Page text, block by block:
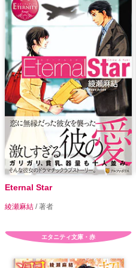
Eternal Star
綾瀬麻結 / 著者
エタニティ文庫・赤